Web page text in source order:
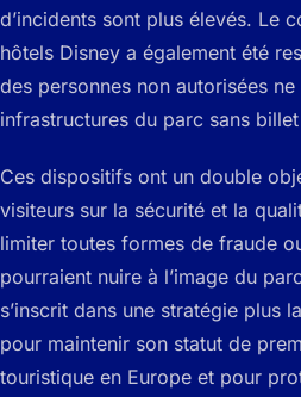
d’incidents sont plus élevés. Le
hôtels Disney a également été
des personnes non autorisées
infrastructures du parc sans
Ces dispositifs ont un double
visiteurs sur la sécurité et la
limiter toutes formes de fraude
pourraient nuire à l’image du
s’inscrit dans une stratégie plus
pour maintenir son statut de
touristique en Europe et pour